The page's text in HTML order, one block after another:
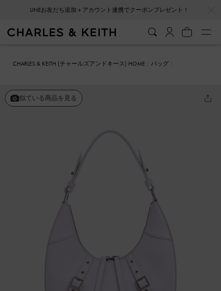
CHARLES & KEITH (チャールズアンドキース) HOME
バッグ
似ている商品を見る